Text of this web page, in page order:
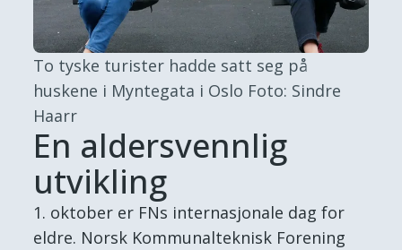
To tyske turister hadde satt seg på
huskene i Myntegata i Oslo Foto: Sindre
Haarr
En aldersvennlig
utvikling
1. oktober er FNs internasjonale dag for
eldre. Norsk Kommunalteknisk Forening